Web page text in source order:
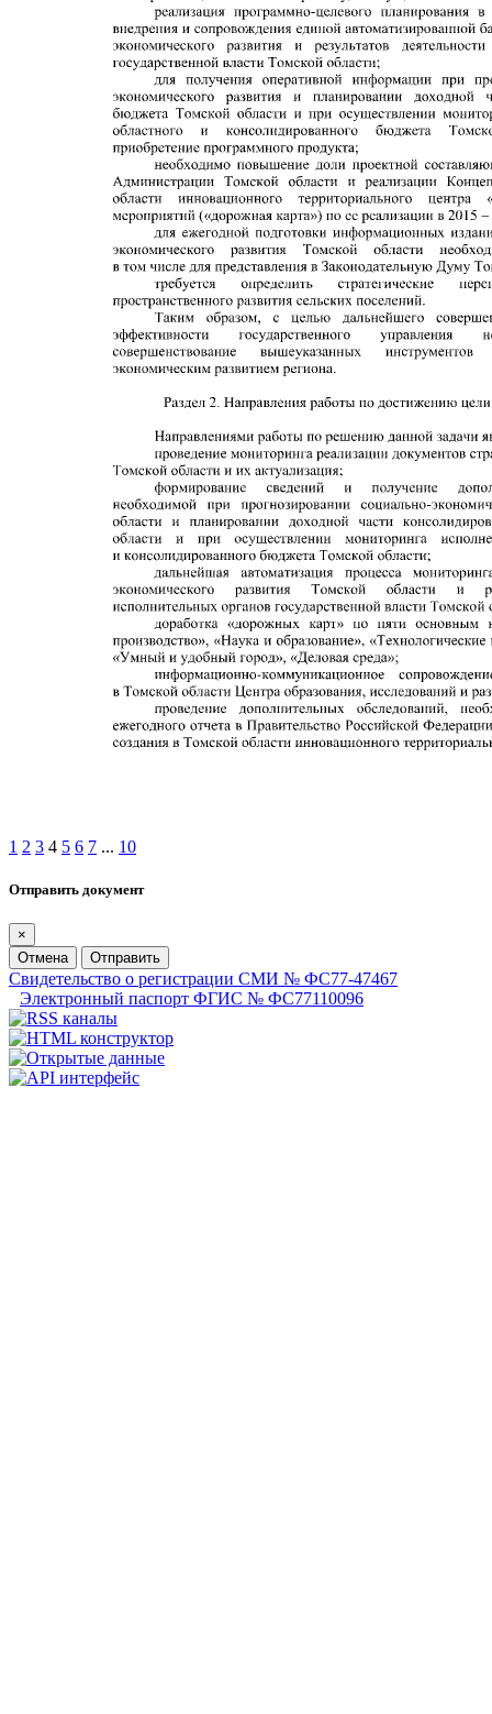
1 2 3 4 5 6 7 ... 10
Отправить документ
×
Отмена
Отправить
Свидетельство о регистрации СМИ № ФС77-47467
Электронный паспорт ФГИС № ФС77110096